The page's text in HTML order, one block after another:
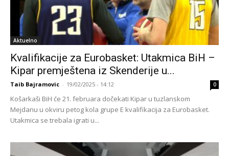
Aktuelno
Kvalifikacije za Eurobasket: Utakmica BiH –
Kipar premještena iz Skenderije u...
Taib Bajramovic - 19/02/2025 - 14:12 0
Košarkaši BiH će 21. februara dočekati Kipar u tuzlanskom
Mejdanu u okviru petog kola grupe E kvalifikacija za Eurobasket.
Utakmica se trebala igrati u...